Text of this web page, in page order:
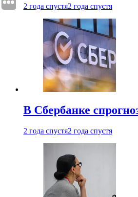
2 года спустя2 года спустя
В Сбербанке
2 года спустя2 года спустя